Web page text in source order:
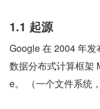
1.1 起源
Google 在 2004 年
数据分布式计算框架
e。 （一个文件系统